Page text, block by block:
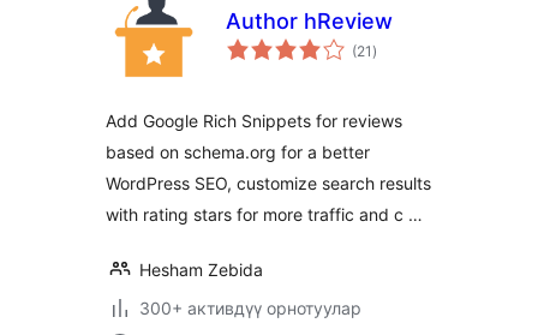
Author hReview
(21 total
ratings
)
Add Google Rich Snippets for reviews
based on schema.org for a better
WordPress SEO, customize search results
with rating stars for more traffic and c …
Hesham Zebida
300+ активдүү орнотуулар